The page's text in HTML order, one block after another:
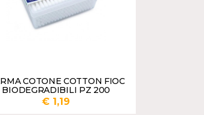
COTONE COTTON FIOC
BIODEGRADIBILI PZ 200
€ 1,19